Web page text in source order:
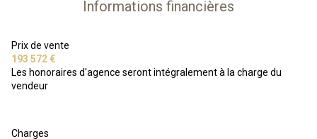
Informations financières
Prix de vente
193 572 €
Les honoraires d'agence seront intégralement à la charge du
vendeur
Charges